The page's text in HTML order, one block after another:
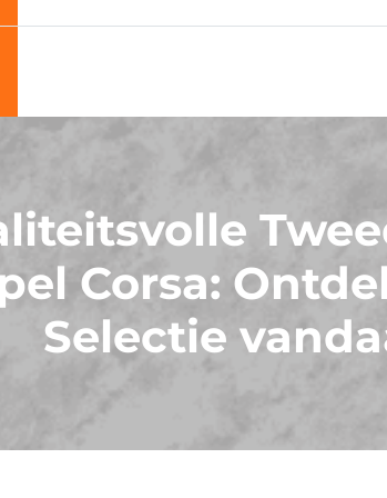
Corsa:
Selectie